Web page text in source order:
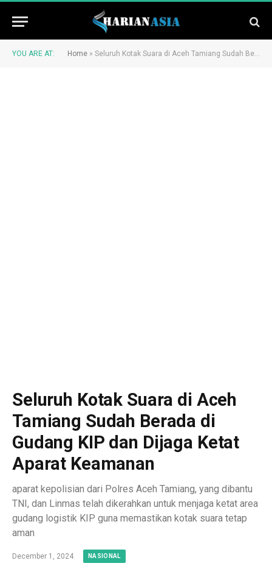
YOU ARE AT: Home » Seluruh Kotak Suara di Aceh Tamiang Sudah Berada di Gudang KIP dan Dijaga Ketat Aparat Keamanan
Seluruh Kotak Suara di Aceh
Tamiang Sudah Berada di
Gudang KIP dan Dijaga Ketat
Aparat Keamanan
aparat kepolisian dari Polres Aceh Tamiang, yang dibantu
TNI, dan Linmas telah dikerahkan untuk menjaga ketat area
gudang logistik KIP guna memastikan kotak suara tetap
aman
December 1, 2024 NASIONAL